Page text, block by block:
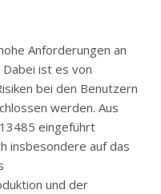
Anforderungen an
ist es von
bei den Benutzern
werden. Aus
eingeführt
insbesondere auf das
und der